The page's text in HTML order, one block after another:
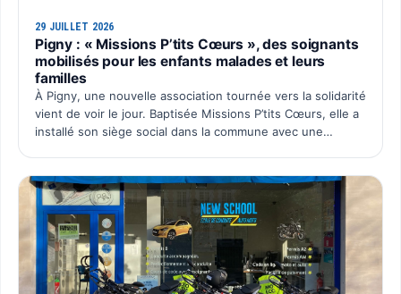
29 JUILLET 2026
Pigny : « Missions P’tits Cœurs », des soignants
mobilisés pour les enfants malades et leurs
familles
À Pigny, une nouvelle association tournée vers la solidarité
vient de voir le jour. Baptisée Missions P’tits Cœurs, elle a
installé son siège social dans la commune avec une